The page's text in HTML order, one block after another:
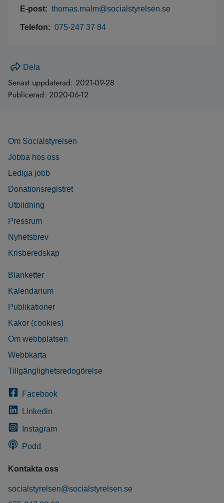
E-post: thomas.malm@socialstyrelsen.se
Telefon: 075-247 37 84
Dela
Senast uppdaterad: 2021-09-28
Publicerad: 2020-06-12
Om Socialstyrelsen
Jobba hos oss
Lediga jobb
Donationsregistret
Utbildning
Pressrum
Nyhetsbrev
Krisberedskap
Blanketter
Kalendarium
Publikationer
Kakor (cookies)
Om webbplatsen
Webbkarta
Tillgänglighetsredogörelse
Facebook
Linkedin
Instagram
Podd
Kontakta oss
socialstyrelsen@socialstyrelsen.se